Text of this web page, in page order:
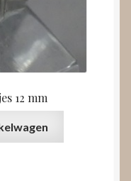
12 mm